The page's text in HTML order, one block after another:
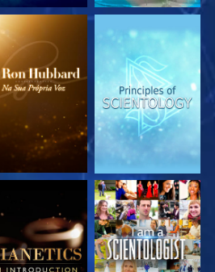
A SÉRIE EXPLORE A SÉRIE
A SÉRIE VEJA